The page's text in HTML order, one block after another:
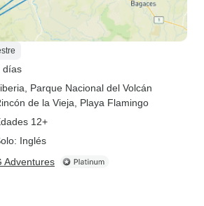
días
, Parque Nacional del Volcán
de la Vieja , Playa Flamingo
12+
Inglés
Adventures